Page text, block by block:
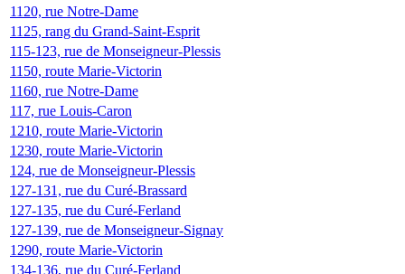
1120, rue Notre-Dame
1125, rang du Grand-Saint-Esprit
115-123, rue de Monseigneur-Plessis
1150, route Marie-Victorin
1160, rue Notre-Dame
117, rue Louis-Caron
1210, route Marie-Victorin
1230, route Marie-Victorin
124, rue de Monseigneur-Plessis
127-131, rue du Curé-Brassard
127-135, rue du Curé-Ferland
127-139, rue de Monseigneur-Signay
1290, route Marie-Victorin
134-136, rue du Curé-Ferland